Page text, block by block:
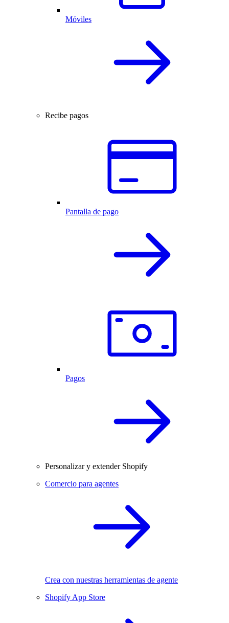
Móviles
Recibe pagos
Pantalla de pago
Pagos
Personalizar y extender Shopify
Comercio para agentes
Crea con nuestras herramientas de agente
Shopify App Store